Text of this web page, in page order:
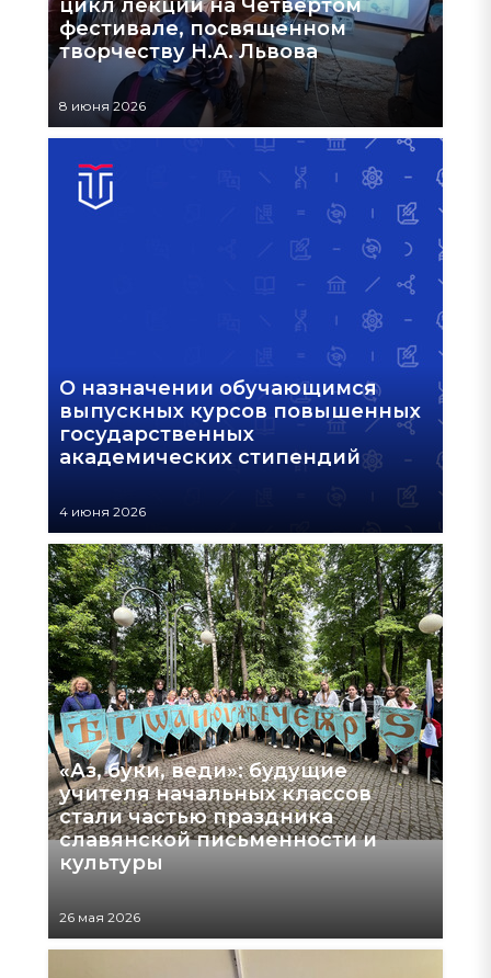
цикл лекций на Четвертом
фестивале, посвященном
творчеству Н.А. Львова
8 июня 2026
О назначении обучающимся
выпускных курсов повышенных
государственных
академических стипендий
4 июня 2026
«Аз, буки, веди»: будущие
учителя начальных классов
стали частью праздника
славянской письменности и
культуры
26 мая 2026